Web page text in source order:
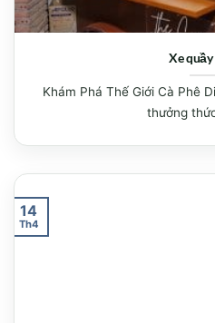
Xe quầy
Khám Phá Thế Giới Cà Phê
thưởng
14
Th4